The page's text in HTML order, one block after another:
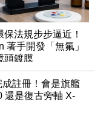
保法規步步逼近！
著手開發「無氟」
頭鍍膜
註冊！會是旗艦
還是復古旁軸 X-